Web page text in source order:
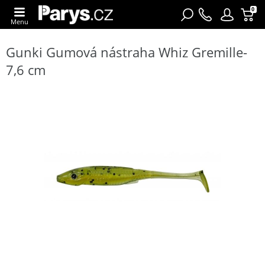
0
Menu
Gunki Gumová nástraha Whiz Gremille-
7,6 cm